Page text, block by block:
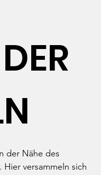
der Nähe des
Hier versammeln sich